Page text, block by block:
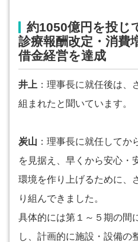
約1050億円を投じ
診療報酬改定・消費
借金経営を達成
井上 ：理事長に就任後は、
組まれたと聞いています。
炭山 ：理事長に就任して
を見据え、早くから安心・
環境を作り上げるために、
り組んできました。
具体的には第１～５期の間
し、計画的に施設・設備の